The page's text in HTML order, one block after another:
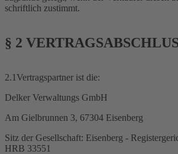
schriftlich zustimmt.
§ 2
2.1Vertragspartner ist die:
Delker Verwaltungs GmbH
Am Gielbrunnen 3, 67304 Eisenberg
Sitz der Gesellschaft: Eisenberg -
HRB 33551